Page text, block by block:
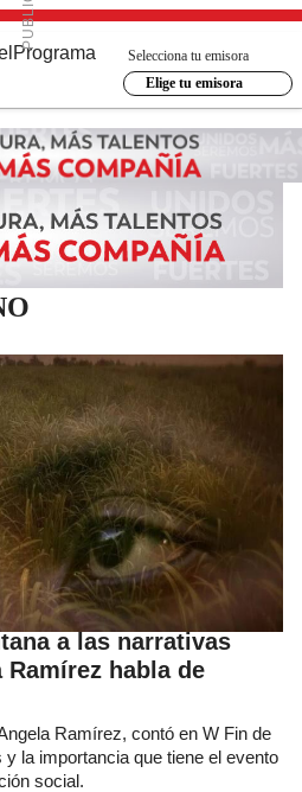
Programa
Selecciona tu emisora
Elige tu emisora
a las narrativas
habla de
Ramírez, contó en W Fin de
la importancia que tiene el evento
social.